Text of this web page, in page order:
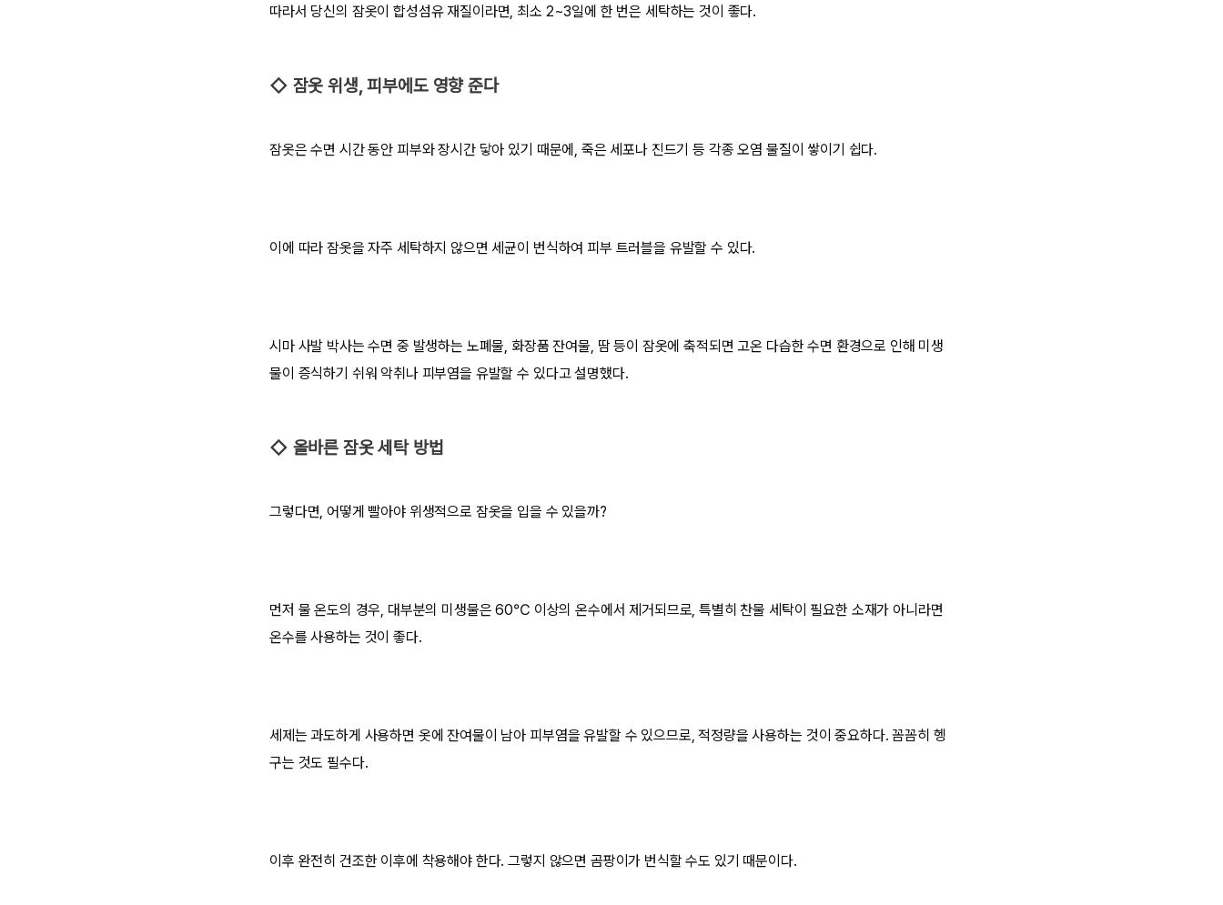
따라서 당신의 잠옷이 합성섬유 재질이라면, 최소 2~3일에 한 번은 세탁하는 것이 좋다.
◇ 잠옷 위생, 피부에도 영향 준다
잠옷은 수면 시간 동안 피부와 장시간 닿아 있기 때문에, 죽은 세포나 진드기 등 각종 오염 물질이 쌓이기 쉽다.
이에 따라 잠옷을 자주 세탁하지 않으면 세균이 번식하여 피부 트러블을 유발할 수 있다.
시마 사발 박사는 수면 중 발생하는 노폐물, 화장품 잔여물, 땀 등이 잠옷에 축적되면 고온 다습한 수면 환경으로 인해 미생
물이 증식하기 쉬워 악취나 피부염을 유발할 수 있다고 설명했다.
◇ 올바른 잠옷 세탁 방법
그렇다면, 어떻게 빨아야 위생적으로 잠옷을 입을 수 있을까?
먼저 물 온도의 경우, 대부분의 미생물은 60℃ 이상의 온수에서 제거되므로, 특별히 찬물 세탁이 필요한 소재가 아니라면
온수를 사용하는 것이 좋다.
세제는 과도하게 사용하면 옷에 잔여물이 남아 피부염을 유발할 수 있으므로, 적정량을 사용하는 것이 중요하다. 꼼꼼히 헹
구는 것도 필수다.
이후 완전히 건조한 이후에 착용해야 한다. 그렇지 않으면 곰팡이가 번식할 수도 있기 때문이다.